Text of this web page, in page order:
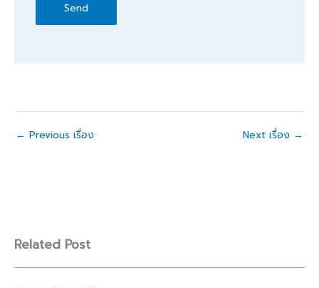
← Previous เรื่อง Next เรื่อง →
Related Post